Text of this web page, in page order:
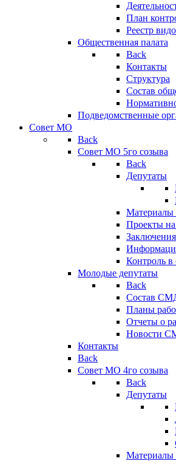
План
Реестр
Общественная палата
Back
Контакты
Структура
Состав
Подведомственные
Совет МО
Back
Совет МО 5го созыва
Back
Депутаты
Материалы
Проекты
Контроль в
Молодые депутаты
Back
Состав
Планы
Отчеты о
Новости
Контакты
Back
Совет МО 4го созыва
Back
Депутаты
Материалы